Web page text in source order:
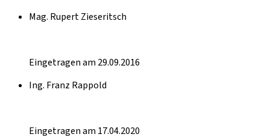
Mag. Rupert Zieseritsch
Eingetragen am 29.09.2016
Ing. Franz Rappold
Eingetragen am 17.04.2020